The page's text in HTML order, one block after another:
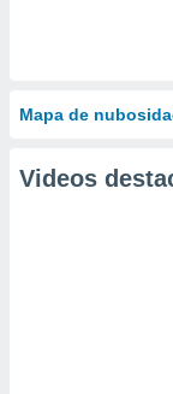
Mapa de
Videos